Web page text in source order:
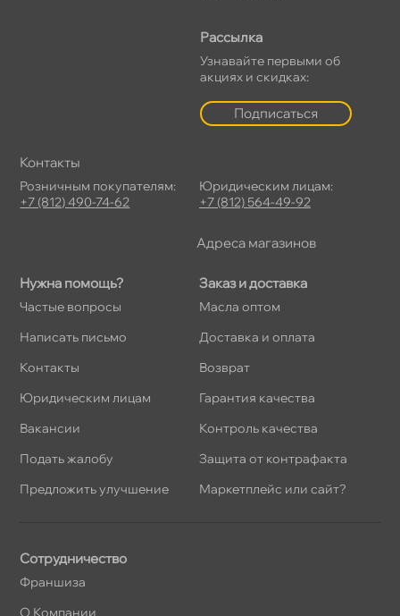
Нужна помощь?
Частые вопросы
Написать письмо
Контакты
Юридическим лицам
акансии
Подать жалобу
Предложить улучшение
Заказ и доставка
Масла оптом
Доставка и оплата
озврат
Гарантия качества
Контроль качества
Защита от контрафакта
Маркетплейс или сайт?
Рассылка
Узнавайте первыми о
акциях и скидках:
Подписаться
Сотрудничество
Франшиза
О Компании
Контакты
Розничным покупателям:
+7 (812) 490-74-62
Юридическим лицам:
+7 (812) 564-49-92
Адреса магазино